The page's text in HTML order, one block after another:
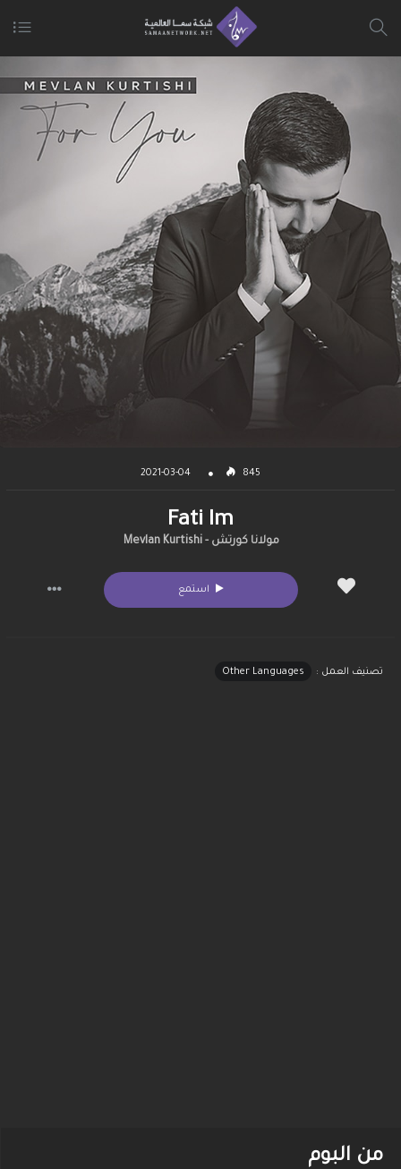
845
2021-03-04
Fati Im
مولانا كورتش - Mevlan Kurtishi
استمع
تصنيف العمل : Other Languages
من البوم